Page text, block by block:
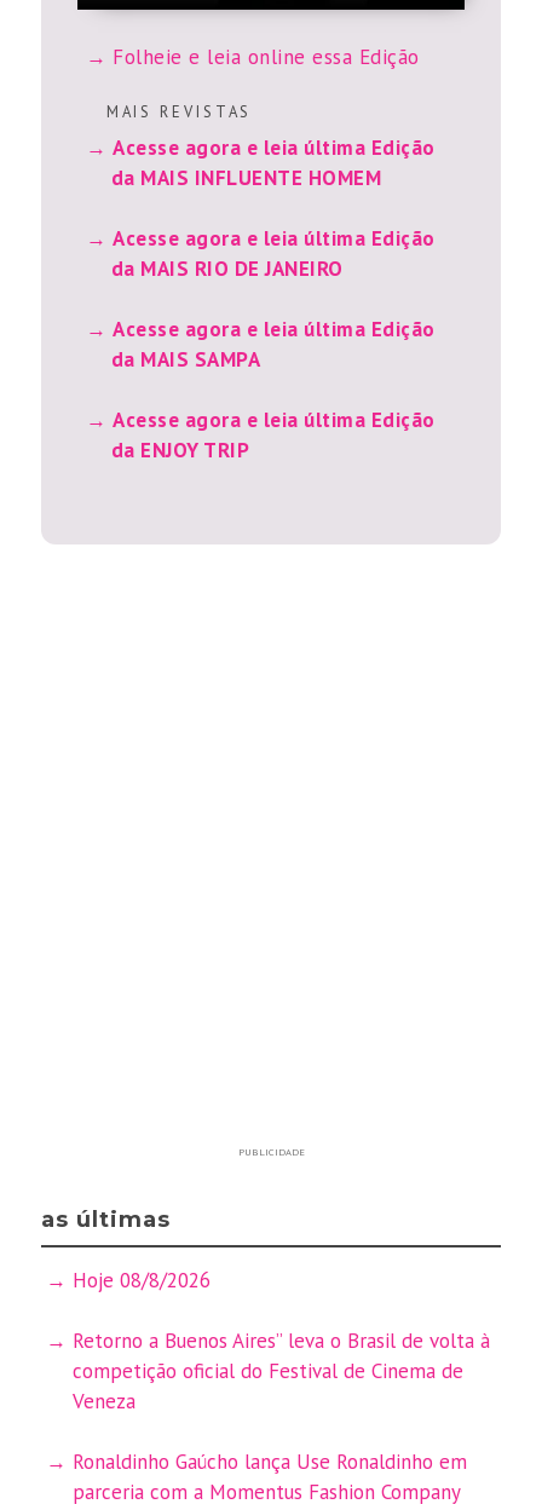
Folheie e leia online essa Edição
M A I S R E V I S T A S
Acesse agora e leia última Edição
da MAIS INFLUENTE HOMEM
Acesse agora e leia última Edição
da MAIS RIO DE JANEIRO
Acesse agora e leia última Edição
da MAIS SAMPA
Acesse agora e leia última Edição
da ENJOY TRIP
PUBLICIDADE
as últimas
Hoje 08/8/2026
Retorno a Buenos Aires” leva o Brasil de volta à
competição oficial do Festival de Cinema de
Veneza
Ronaldinho Gaúcho lança Use Ronaldinho em
parceria com a Momentus Fashion Company